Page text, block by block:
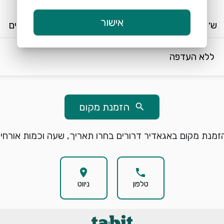
keyboard_arrow_down
ש׳ 8/8
keyboard_arrow_down
11:30
ללא העדפה
search הזמנת מקום
מקום באגאדיר דרורים בחרו תאריך, שעה וכמות
phone
טלפון
location_on
ניווט
אישור